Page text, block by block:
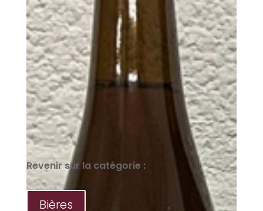
Revenir sur la catégorie :
Bières